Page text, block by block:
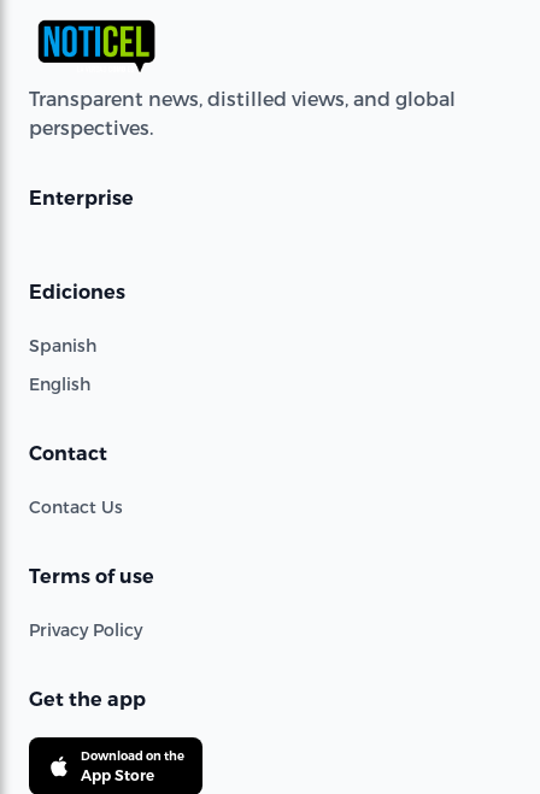
Transparent news, distilled views, and global
perspectives.
Enterprise
Ediciones
Spanish
English
Contact
Contact Us
Terms of use
Privacy Policy
Get the app
Download on the
App Store